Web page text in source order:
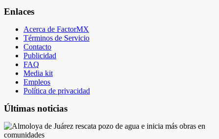
Enlaces
Acerca de FactorMX
Términos de Servicio
Contacto
Publicidad
FAQ
Media kit
Empleos
Política de privacidad
Últimas noticias